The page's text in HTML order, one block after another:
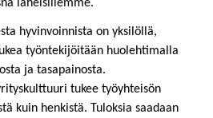
läheisillemme.
hyvinvoinnista on yksilöllä,
työntekijöitään huolehtimalla
ja tasapainosta.
tukee työyhteisön
kuin henkistä. Tuloksia saadaan